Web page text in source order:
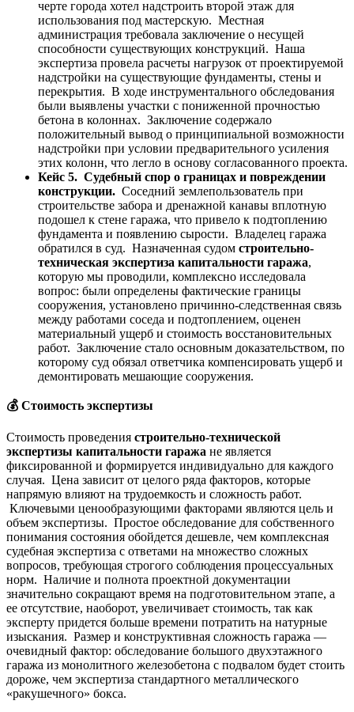
черте города хотел надстроить второй этаж для
использования под мастерскую. Местная
администрация требовала заключение о несущей
способности существующих конструкций. Наша
экспертиза провела расчеты нагрузок от проектируемой
надстройки на существующие фундаменты, стены и
перекрытия. В ходе инструментального обследования
были выявлены участки с пониженной прочностью
бетона в колоннах. Заключение содержало
положительный вывод о принципиальной возможности
надстройки при условии предварительного усиления
этих колонн, что легло в основу согласованного проекта.
Кейс 5. Судебный спор о границах и повреждении
конструкции. Соседний землепользователь при
строительстве забора и дренажной канавы вплотную
подошел к стене гаража, что привело к подтоплению
фундамента и появлению сырости. Владелец гаража
обратился в суд. Назначенная судом строительно-
техническая экспертиза капитальности гаража,
которую мы проводили, комплексно исследовала
вопрос: были определены фактические границы
сооружения, установлено причинно-следственная связь
между работами соседа и подтоплением, оценен
материальный ущерб и стоимость восстановительных
работ. Заключение стало основным доказательством, по
которому суд обязал ответчика компенсировать ущерб и
демонтировать мешающие сооружения.
💰 Стоимость экспертизы
Стоимость проведения строительно-технической
экспертизы капитальности гаража не является
фиксированной и формируется индивидуально для каждого
случая. Цена зависит от целого ряда факторов, которые
напрямую влияют на трудоемкость и сложность работ.
Ключевыми ценообразующими факторами являются цель и
объем экспертизы. Простое обследование для собственного
понимания состояния обойдется дешевле, чем комплексная
судебная экспертиза с ответами на множество сложных
вопросов, требующая строгого соблюдения процессуальных
норм. Наличие и полнота проектной документации
значительно сокращают время на подготовительном этапе, а
ее отсутствие, наоборот, увеличивает стоимость, так как
эксперту придется больше времени потратить на натурные
изыскания. Размер и конструктивная сложность гаража —
очевидный фактор: обследование большого двухэтажного
гаража из монолитного железобетона с подвалом будет стоить
дороже, чем экспертиза стандартного металлического
«ракушечного» бокса.